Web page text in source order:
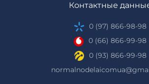
Контактные
0 (97) 866-98-98
0 (66) 866-99-98
0 (93) 866-99-98